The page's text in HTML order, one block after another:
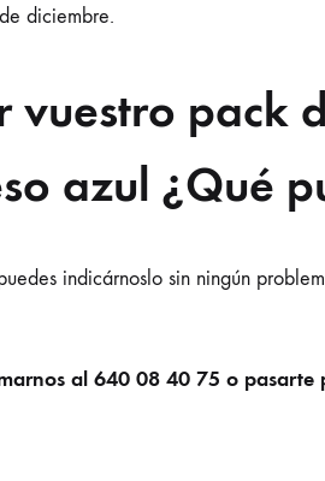
diciembre.
pack
azul ¿Qué
indicárnoslo sin ningún
al640 08 40 75 o pasarte